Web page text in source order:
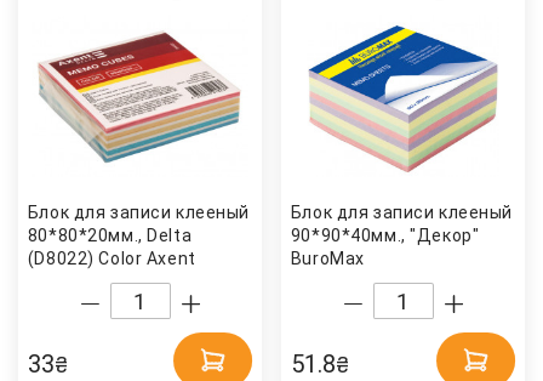
Блок для записи клееный
80*80*20мм., Delta
(D8022) Color Axent
33₴
Блок для записи клееный
90*90*40мм., "Декор"
BuroMax
51.8₴